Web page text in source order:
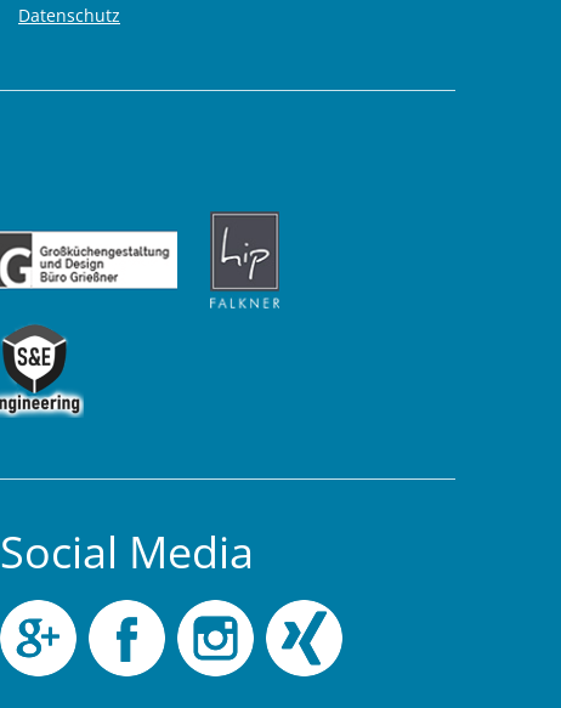
Datenschutz
Social Media